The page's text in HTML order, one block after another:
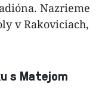
Nazrieme
v Rakoviciach,
s Matejom